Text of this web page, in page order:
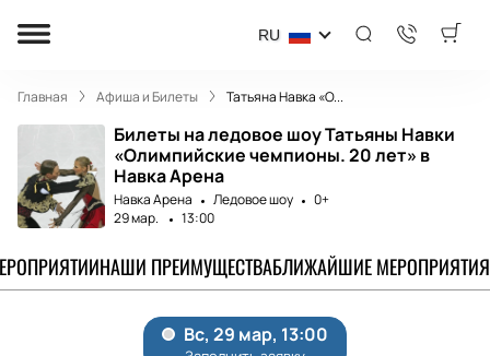
RU
Главная Афиша и Билеты Татьяна Навка «О...
Билеты на ледовое шоу Татьяны Навки
«Олимпийские чемпионы. 20 лет» в
Навка Арена
Навка Арена Ледовое шоу
0+
29 мар.
13:00
НАШИ ПРЕИМУЩЕСТВАБЛИЖАЙШИЕ МЕРОПРИЯТИЯ